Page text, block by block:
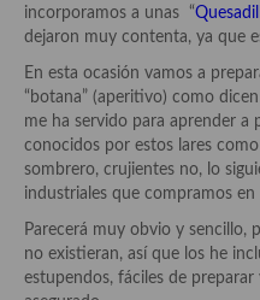
En El Candelero
Prensa
Recetas
Acompañamientos
Airfryer recetas
incorporamos a unas “
dejaron muy contenta, ya que
En esta ocasión vamos a
“botana” (aperitivo) como
me ha servido para aprender a
conocidos por estos lares como
sombrero, crujientes no, lo
industriales que compramos en
Parecerá muy obvio y sencillo,
no existieran, así que los he
estupendos, fáciles de